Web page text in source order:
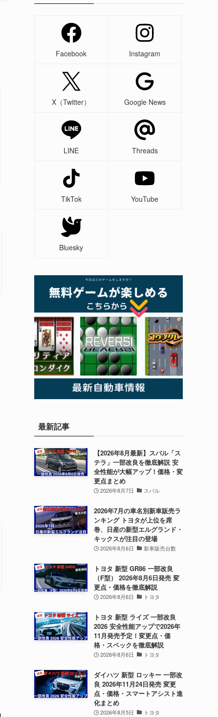
Facebook Instagram
X（Twitter） Google News
LINE Threads
TikTok YouTube
Bluesky
最新記事
【2026年8月最新】スバル「ス
テラ」一部改良を徹底解説 安
全性能が大幅アップ！価格・変
更点まとめ
2026年8月7日 スバル
2026年7月の車名別新車販売ラ
ンキング トヨタが上位を席
巻、日産の新型エルグランド・
キックスが注目の登場
2026年8月6日 新車販売台数
トヨタ 新型 GR86 一部改良
（F型） 2026年8月6日発売 変
更点・価格を徹底解説
2026年8月6日 トヨタ
トヨタ 新型 ライズ 一部改良
2026 安全性能アップで2026年
11月発売予定！変更点・価
格・スペックを徹底解説
2026年8月6日 トヨタ
ダイハツ 新型 ロッキー 一部改
良 2026年11月24日発売 変更
点・価格・スマートアシスト進
化まとめ
2026年8月5日 トヨタ